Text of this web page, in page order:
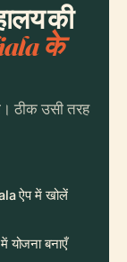
की
के
ठीक उसी तरह
ऐप में खोलें
योजना बनाएँ